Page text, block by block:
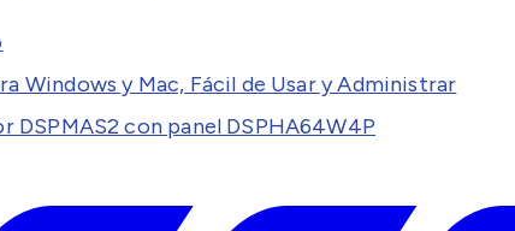
Windows y Mac, Fácil de Usar y Administrar
con panel DSPHA64W4P